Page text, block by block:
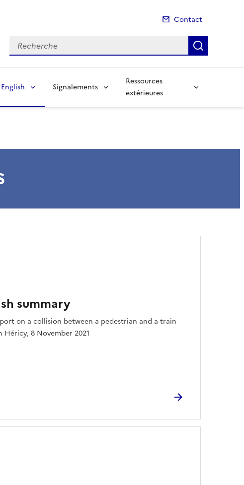
Contact
Recherche
English Signalements
Ressources
extérieures
summary
on a collision between a pedestrian and a train
Héricy, 8 November 2021